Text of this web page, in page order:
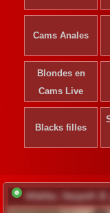
Cams Anales
Blondes en
Cams Live
Blacks filles